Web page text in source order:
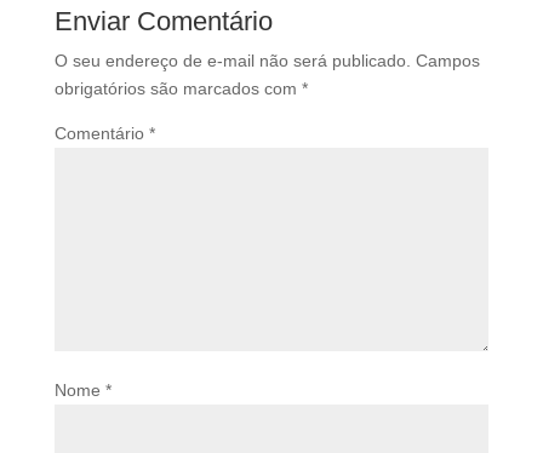
Enviar Comentário
O seu endereço de e-mail não será publicado. Campos
obrigatórios são marcados com *
Comentário *
Nome *